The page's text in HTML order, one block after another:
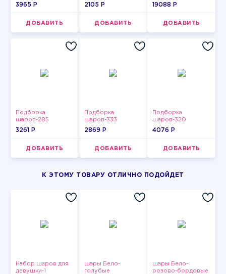
3965 P
ДОБАВИТЬ
2105 P
ДОБАВИТЬ
19088 P
ДОБАВИТЬ
Подборка
шаров-285
3261 P
ДОБАВИТЬ
Подборка
шаров-333
2869 P
ДОБАВИТЬ
Подборка
шаров-320
4076 P
ДОБАВИТЬ
К ЭТОМУ ТОВАРУ ОТЛИЧНО ПОДОЙДЕТ
Набор шаров для
девушки-1
шары Бело-
голубые
шары Бело-
розово-бордовые